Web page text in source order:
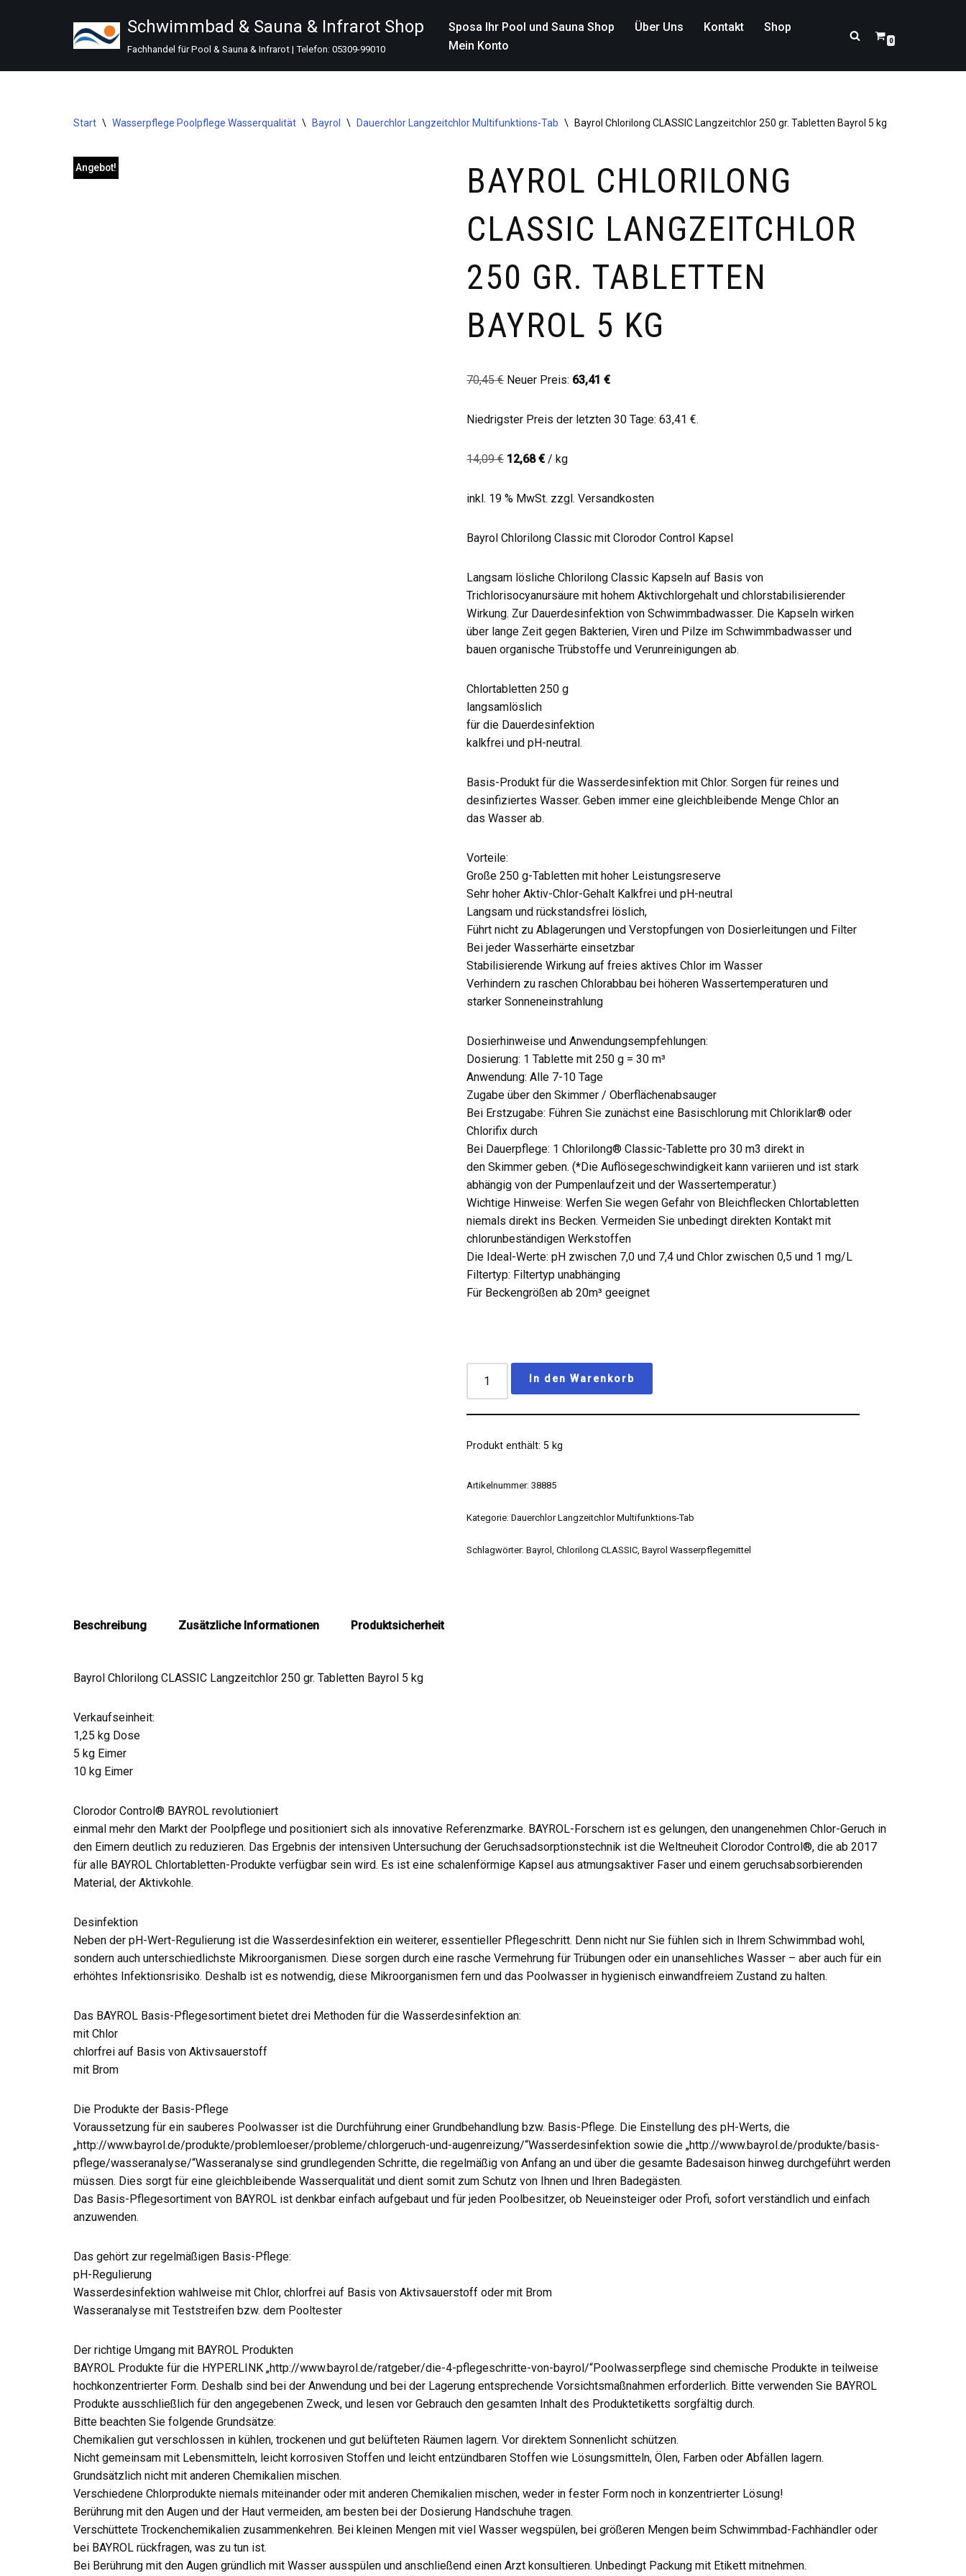
springen
Schwimmbad & Sauna & Infrarot Shop
Fachhandel für Pool & Sauna & Infrarot | Telefon: 05309-99010
Sposa Ihr Pool und Sauna Shop Über Uns Kontakt
Shop
Mein Konto
0
Start \ Wasserpflege Poolpflege Wasserqualität \ Bayrol \ Dauerchlor Langzeitchlor Multifunktions-Tab \ Bayrol Chlorilong CLASSIC Langzeitchlor 250 gr. Tabletten Bayrol 5 kg
Angebot!
BAYROL CHLORILONG
CLASSIC LANGZEITCHLOR
250 GR. TABLETTEN
BAYROL 5 KG
70,45€ Neuer Preis: 63,41€
Niedrigster Preis der letzten 30 Tage:63,41€.
14,09€ 12,68€ /kg
inkl. 19 % MwSt. zzgl.Versandkosten
Bayrol Chlorilong Classic mit Clorodor Control Kapsel
Langsam lösliche Chlorilong Classic Kapseln auf Basis von
Trichlorisocyanursäure mit hohem Aktivchlorgehalt und chlorstabilisierender
Wirkung. Zur Dauerdesinfektion von Schwimmbadwasser. Die Kapseln wirken
über lange Zeit gegen Bakterien, Viren und Pilze im Schwimmbadwasser und
bauen organische Trübstoffe und Verunreinigungen ab.
Chlortabletten 250 g
langsamlöslich
für die Dauerdesinfektion
kalkfrei und pH-neutral.
Basis-Produkt für die Wasserdesinfektion mit Chlor. Sorgen für reines und
desinfiziertes Wasser. Geben immer eine gleichbleibende Menge Chlor an
das Wasser ab.
Vorteile:
Große 250 g-Tabletten mit hoher Leistungsreserve
Sehr hoher Aktiv-Chlor-Gehalt Kalkfrei und pH-neutral
Langsam und rückstandsfrei löslich,
Führt nicht zu Ablagerungen und Verstopfungen von Dosierleitungen und Filter
Bei jeder Wasserhärte einsetzbar
Stabilisierende Wirkung auf freies aktives Chlor im Wasser
Verhindern zu raschen Chlorabbau bei höheren Wassertemperaturen und
starker Sonneneinstrahlung
Dosierhinweise und Anwendungsempfehlungen:
Dosierung: 1 Tablette mit 250 g = 30 m³
Anwendung: Alle 7-10 Tage
Zugabe über den Skimmer / Oberflächenabsauger
Bei Erstzugabe: Führen Sie zunächst eine Basischlorung mit Chloriklar® oder
Chlorifix durch
Bei Dauerpflege: 1 Chlorilong® Classic-Tablette pro 30 m3 direkt in
den Skimmer geben. (*Die Auflösegeschwindigkeit kann variieren und ist stark
abhängig von der Pumpenlaufzeit und der Wassertemperatur.)
Wichtige Hinweise: Werfen Sie wegen Gefahr von Bleichflecken Chlortabletten
niemals direkt ins Becken. Vermeiden Sie unbedingt direkten Kontakt mit
chlorunbeständigen Werkstoffen
Die Ideal-Werte: pH zwischen 7,0 und 7,4 und Chlor zwischen 0,5 und 1 mg/L
Filtertyp: Filtertyp unabhänging
Für Beckengrößen ab 20m³ geeignet
In den Warenkorb
Produkt enthält: 5 kg
Artikelnummer:38885
Kategorie:Dauerchlor Langzeitchlor Multifunktions-Tab
Schlagwörter:Bayrol,Chlorilong CLASSIC,Bayrol Wasserpflegemittel
Beschreibung Zusätzliche Informationen Produktsicherheit
Bayrol Chlorilong CLASSIC Langzeitchlor 250 gr. Tabletten Bayrol 5 kg
Verkaufseinheit:
1,25 kg Dose
5 kg Eimer
10 kg Eimer
Clorodor Control® BAYROL revolutioniert
einmal mehr den Markt der Poolpflege und positioniert sich als innovative Referenzmarke. BAYROL-Forschern ist es gelungen, den unangenehmen Chlor-Geruch in
den Eimern deutlich zu reduzieren. Das Ergebnis der intensiven Untersuchung der Geruchsadsorptionstechnik ist die Weltneuheit Clorodor Control®, die ab 2017
für alle BAYROL Chlortabletten-Produkte verfügbar sein wird. Es ist eine schalenförmige Kapsel aus atmungsaktiver Faser und einem geruchsabsorbierenden
Material, der Aktivkohle.
Desinfektion
Neben der pH-Wert-Regulierung ist die Wasserdesinfektion ein weiterer, essentieller Pflegeschritt. Denn nicht nur Sie fühlen sich in Ihrem Schwimmbad wohl,
sondern auch unterschiedlichste Mikroorganismen. Diese sorgen durch eine rasche Vermehrung für Trübungen oder ein unansehliches Wasser – aber auch für ein
erhöhtes Infektionsrisiko. Deshalb ist es notwendig, diese Mikroorganismen fern und das Poolwasser in hygienisch einwandfreiem Zustand zu halten.
Das BAYROL Basis-Pflegesortiment bietet drei Methoden für die Wasserdesinfektion an:
mit Chlor
chlorfrei auf Basis von Aktivsauerstoff
mit Brom
Die Produkte der Basis-Pflege
Voraussetzung für ein sauberes Poolwasser ist die Durchführung einer Grundbehandlung bzw. Basis-Pflege. Die Einstellung des pH-Werts, die
„http://www.bayrol.de/produkte/problemloeser/probleme/chlorgeruch-und-augenreizung/“Wasserdesinfektion sowie die „http://www.bayrol.de/produkte/basis-
pflege/wasseranalyse/“Wasseranalyse sind grundlegenden Schritte, die regelmäßig von Anfang an und über die gesamte Badesaison hinweg durchgeführt werden
müssen. Dies sorgt für eine gleichbleibende Wasserqualität und dient somit zum Schutz von Ihnen und Ihren Badegästen.
Das Basis-Pflegesortiment von BAYROL ist denkbar einfach aufgebaut und für jeden Poolbesitzer, ob Neueinsteiger oder Profi, sofort verständlich und einfach
anzuwenden.
Das gehört zur regelmäßigen Basis-Pflege:
pH-Regulierung
Wasserdesinfektion wahlweise mit Chlor, chlorfrei auf Basis von Aktivsauerstoff oder mit Brom
Wasseranalyse mit Teststreifen bzw. dem Pooltester
Der richtige Umgang mit BAYROL Produkten
BAYROL Produkte für die HYPERLINK „http://www.bayrol.de/ratgeber/die-4-pflegeschritte-von-bayrol/“Poolwasserpflege sind chemische Produkte in teilweise
hochkonzentrierter Form. Deshalb sind bei der Anwendung und bei der Lagerung entsprechende Vorsichtsmaßnahmen erforderlich. Bitte verwenden Sie BAYROL
Produkte ausschließlich für den angegebenen Zweck, und lesen vor Gebrauch den gesamten Inhalt des Produktetiketts sorgfältig durch.
Bitte beachten Sie folgende Grundsätze:
Chemikalien gut verschlossen in kühlen, trockenen und gut belüfteten Räumen lagern. Vor direktem Sonnenlicht schützen.
Nicht gemeinsam mit Lebensmitteln, leicht korrosiven Stoffen und leicht entzündbaren Stoffen wie Lösungsmitteln, Ölen, Farben oder Abfällen lagern.
Grundsätzlich nicht mit anderen Chemikalien mischen.
Verschiedene Chlorprodukte niemals miteinander oder mit anderen Chemikalien mischen, weder in fester Form noch in konzentrierter Lösung!
Berührung mit den Augen und der Haut vermeiden, am besten bei der Dosierung Handschuhe tragen.
Verschüttete Trockenchemikalien zusammenkehren. Bei kleinen Mengen mit viel Wasser wegspülen, bei größeren Mengen beim Schwimmbad-Fachhändler oder
bei BAYROL rückfragen, was zu tun ist.
Bei Berührung mit den Augen gründlich mit Wasser ausspülen und anschließend einen Arzt konsultieren. Unbedingt Packung mit Etikett mitnehmen.